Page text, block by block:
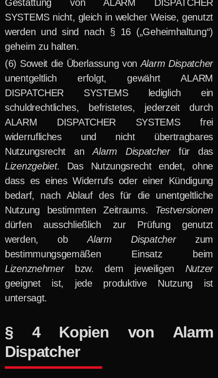
Gestattung von ALARM DISPATCHER
SYSTEMS nicht, gleich in welcher Weise, genutzt
werden und sind nach § 16 („Geheimhaltung“)
geheim zu halten.
Soweit die Überlassung vonAlarm Dispatcher
unentgeltlich erfolgt, gewährt ALARM
DISPATCHER SYSTEMS lediglich ein
schuldrechtliches, befristetes, jederzeit durch
ALARM DISPATCHER SYSTEMS frei
widerrufliches und nicht übertragbares
Nutzungsrecht anAlarm Dispatcher für das
Lizenzgebiet. Das Nutzungsrecht endet, ohne
dass es eines Widerrufs oder einer Kündigung
bedarf, nach Ablauf des für die unentgeltliche
Nutzung bestimmten Zeitraums. Testversionen
dürfen ausschließlich zur Prüfung genutzt
werden, obAlarm Dispatcherzum
bestimmungsgemäßen Einsatz beim
Lizenznehmerbzw. dem jeweiligen Nutzer
geeignet ist, jede produktive Nutzung ist
untersagt.
§ 4 Kopien von Alarm
Dispatcher